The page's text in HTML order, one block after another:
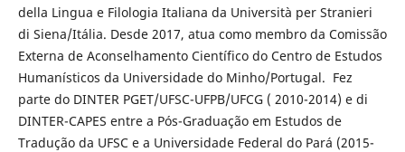
della Lingua e Filologia Italiana da Università per Stranieri
di Siena/Itália. Desde 2017, atua como membro da Comissão
Externa de Aconselhamento Científico do Centro de Estudos
Humanísticos da Universidade do Minho/Portugal. Fez
parte do DINTER PGET/UFSC-UFPB/UFCG ( 2010-2014) e di
DINTER-CAPES entre a Pós-Graduação em Estudos de
Tradução da UFSC e a Universidade Federal do Pará (2015-